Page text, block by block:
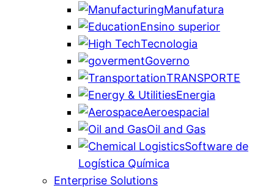
Manufatura
Ensino superior
Tecnologia
Governo
TRANSPORTE
Energia
Aeroespacial
Oil and Gas
Software de
Logística Química
Enterprise Solutions